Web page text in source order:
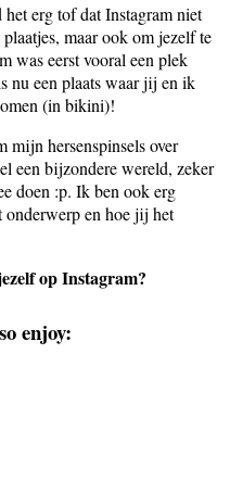
erg tof dat Instagram niet
maar ook om jezelf te
was eerst vooral een plek
nu een plaats waar jij en ik
(in bikini)!
mijn hersenspinsels over
een bijzondere wereld, zeker
doen :p. Ik ben ook erg
en hoe jij het
op Instagram?
enjoy: